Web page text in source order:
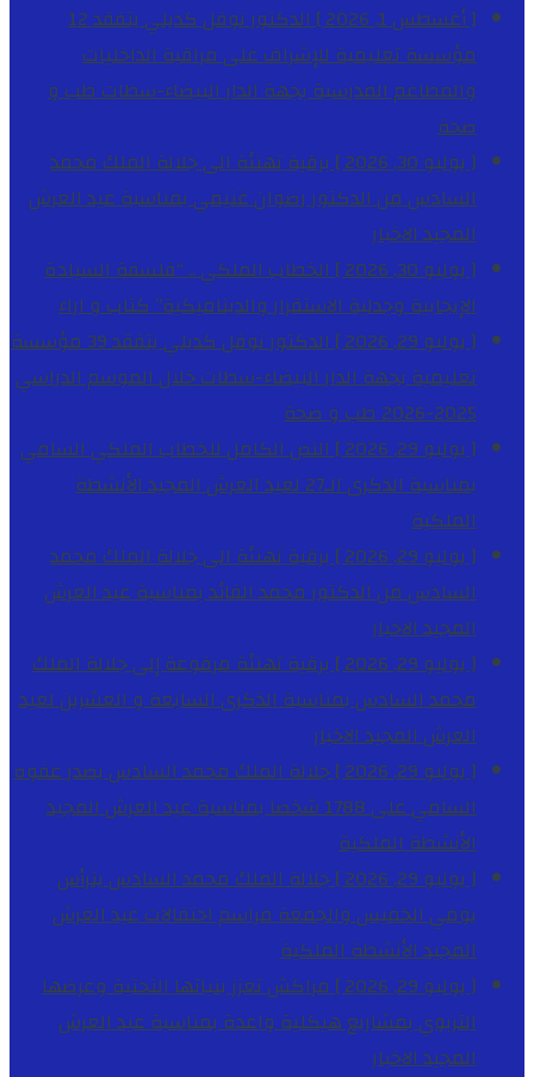
[ أغسطس 1, 2026 ]
الدكتور نوفل كديلي يتفقد 12
مؤسسة تعليمية للإشراف على مراقبة الداخليات
والمطاعم المدرسية بجهة الدار البيضاء-سطاتطب و
صحة
[ يوليو 30, 2026 ]
برقية تهنئة الى جلالة الملك محمد
السادس من الدكتور رضوان غنيمي بمناسبة عيد العرش
المجيدالاخبار
[ يوليو 30, 2026 ]
الخطاب الملكي .. “فلسفة السيادة
الإيجابية وجدلية الاستقرار والديناميكية”كتاب و اراء
[ يوليو 29, 2026 ]
الدكتور نوفل كديلي يتفقد 39 مؤسسة
تعليمية بجهة الدار البيضاء-سطات خلال الموسم الدراسي
2025-2026
طب و صحة
[ يوليو 29, 2026 ]
النص الكامل للخطاب الملكي السامي
بمناسبة الذكرى الـ27 لعيد العرش المجيد
الأنشطة
الملكية
[ يوليو 29, 2026 ]
برقية تهنئة الى جلالة الملك محمد
السادس من الدكتور محمد الفائد بمناسبة عيد العرش
المجيدالاخبار
[ يوليو 29, 2026 ]
برقية تهنئة مرفوعة إلى جلالة الملك
محمد السادس بمناسبة الذكرى السابعة و العشرين لعيد
العرش المجيدالاخبار
[ يوليو 29, 2026 ]
جلالة الملك محمد السادس يصدر عفوه
السامي على 1788 شخصا بمناسبة عيد العرش المجيد
الأنشطة الملكية
[ يوليو 29, 2026 ]
جلالة الملك محمد السادس يترأس
يومي الخميس والجمعة مراسم احتفالات عيد العرش
المجيدالأنشطة الملكية
[ يوليو 29, 2026 ]
مراكش تعزز بنياتها التحتية وعرضها
التربوي بمشاريع هيكلية واعدة بمناسبة عيد العرش
المجيدالاخبار